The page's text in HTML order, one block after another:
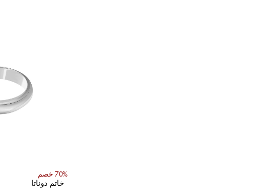
70% خصم
خاتم دوناتا